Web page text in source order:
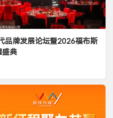
品牌发展论坛暨2026福布斯
盛典